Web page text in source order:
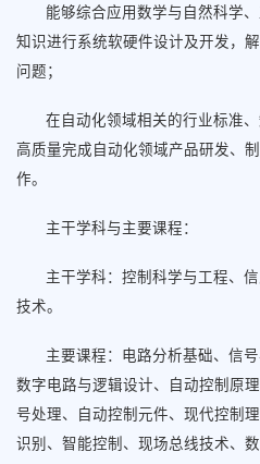
能够综合应用数学与自然科学
知识进行系统软硬件设计及开发，
问题；
在自动化领域相关的行业标准
高质量完成自动化领域产品研发、
作。
主干学科与主要课程：
主干学科：控制科学与工程、
技术。
主要课程：电路分析基础、信
数字电路与逻辑设计、自动控制原
号处理、自动控制元件、现代控制
识别、智能控制、现场总线技术、